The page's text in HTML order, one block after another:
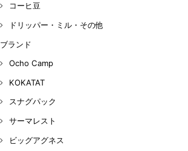
コーヒ豆
ドリッパー・ミル・その他
ブランド
Ocho Camp
KOKATAT
スナグパック
サーマレスト
ビッグアグネス